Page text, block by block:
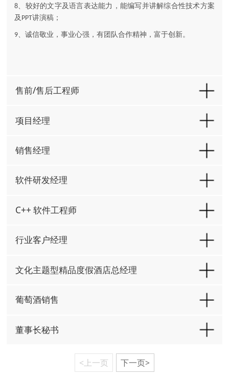
8、较好的文字及语言表达能力，能编写并讲解综合性技术方案
及 PPT讲演稿；
9、诚信敬业，事业心强，有团队合作精神，富于创新。
售前/售后工程师
项目经理
销售经理
软件研发经理
C++ 软件工程师
行业客户经理
文化主题型精品度假酒店总经理
葡萄酒销售
董事长秘书
<上一页 下一页>